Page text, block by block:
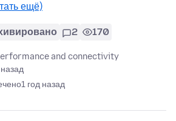
ещё)
2 170
and connectivity
1 год назад